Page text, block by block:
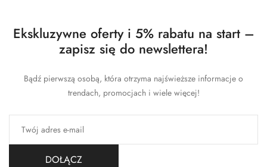
Ekskluzywne oferty i 5% rabatu na start –
zapisz się do newslettera!
Bądź pierwszą osobą, która otrzyma najświeższe informacje o
trendach, promocjach i wiele więcej!
DOŁĄCZ